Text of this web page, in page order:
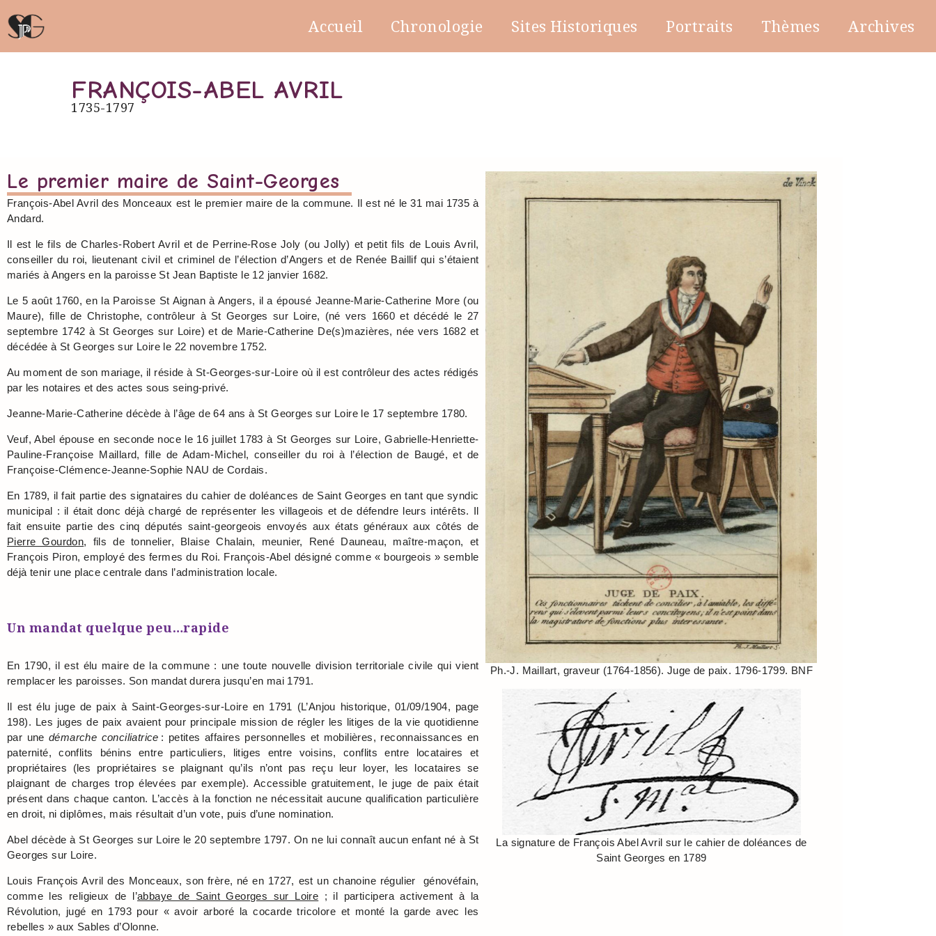
Accueil Chronologie Sites Historiques Portraits Thèmes Archives
FRANÇOIS-ABEL AVRIL
1735-1797
Ph.-J. Maillart, graveur (1764-1856). Juge de paix. 1796-1799. BNF
La signature de François Abel Avril sur le cahier de doléances de
Saint Georges en 1789
Le premier maire de Saint-Georges
François-Abel Avril des Monceaux est le premier maire de la commune. Il est né le 31 mai 1735 à
Andard.
Il est le fils de Charles-Robert Avril et de Perrine-Rose Joly (ou Jolly) et petit fils de Louis Avril,
conseiller du roi, lieutenant civil et criminel de l’élection d’Angers et de Renée Baillif qui s’étaient
mariés à Angers en la paroisse St Jean Baptiste le 12 janvier 1682.
Le 5 août 1760, en la Paroisse St Aignan à Angers, il a épousé Jeanne-Marie-Catherine More (ou
Maure), fille de Christophe, contrôleur à St Georges sur Loire, (né vers 1660 et décédé le 27
septembre 1742 à St Georges sur Loire) et de Marie-Catherine De(s)mazières, née vers 1682 et
décédée à St Georges sur Loire le 22 novembre 1752.
Au moment de son mariage, il réside à St-Georges-sur-Loire où il est contrôleur des actes rédigés
par les notaires et des actes sous seing-privé.
Jeanne-Marie-Catherine décède à l’âge de 64 ans à St Georges sur Loire le 17 septembre 1780.
Veuf, Abel épouse en seconde noce le 16 juillet 1783 à St Georges sur Loire, Gabrielle-Henriette-
Pauline-Françoise Maillard, fille de Adam-Michel, conseiller du roi à l’élection de Baugé, et de
Françoise-Clémence-Jeanne-Sophie NAU de Cordais.
En 1789, il fait partie des signataires du cahier de doléances de Saint Georges en tant que syndic
municipal : il était donc déjà chargé de représenter les villageois et de défendre leurs intérêts. Il
fait ensuite partie des cinq députés saint-georgeois envoyés aux états généraux aux côtés de
Pierre Gourdon, fils de tonnelier, Blaise Chalain, meunier, René Dauneau, maître-maçon, et
François Piron, employé des fermes du Roi. François-Abel désigné comme « bourgeois » semble
déjà tenir une place centrale dans l’administration locale.
Un mandat quelque peu…rapide
En 1790, il est élu maire de la commune : une toute nouvelle division territoriale civile qui vient
remplacer les paroisses. Son mandat durera jusqu’en mai 1791.
Il est élu juge de paix à Saint-Georges-sur-Loire en 1791 (L’Anjou historique, 01/09/1904, page
198). Les juges de paix avaient pour principale mission de régler les litiges de la vie quotidienne
par unedémarche conciliatrice : petites affaires personnelles et mobilières, reconnaissances en
paternité, conflits bénins entre particuliers, litiges entre voisins, conflits entre locataires et
propriétaires (les propriétaires se plaignant qu’ils n’ont pas reçu leur loyer, les locataires se
plaignant de charges trop élevées par exemple). Accessible gratuitement, le juge de paix était
présent dans chaque canton. L’accès à la fonction ne nécessitait aucune qualification particulière
en droit, ni diplômes, mais résultait d’un vote, puis d’une nomination.
Abel décède à St Georges sur Loire le 20 septembre 1797. On ne lui connaît aucun enfant né à St
Georges sur Loire.
Louis François Avril des Monceaux, son frère, né en 1727, est un chanoine régulier génovéfain,
comme les religieux de l’abbaye de Saint Georges sur Loire ; il participera activement à la
Révolution, jugé en 1793 pour « avoir arboré la cocarde tricolore et monté la garde avec les
rebelles » aux Sables d’Olonne.